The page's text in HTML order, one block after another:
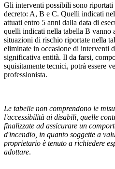
Gli interventi possibili sono riportati
decreto: A, B e C. Quelli indicati
attuati entro 5 anni dalla data di
quelli indicati nella tabella B vanno
situazioni di rischio riportate nella
eliminate in occasione di interventi
significativa entità. Il da farsi,
squisitamente tecnici, potrà essere
professionista.
Le tabelle non comprendono le
l'accessibilità ai disabili, quelle
finalizzate ad assicurare un
d'incendio, in quanto soggette a
proprietario è tenuto a richiedere
adottare.